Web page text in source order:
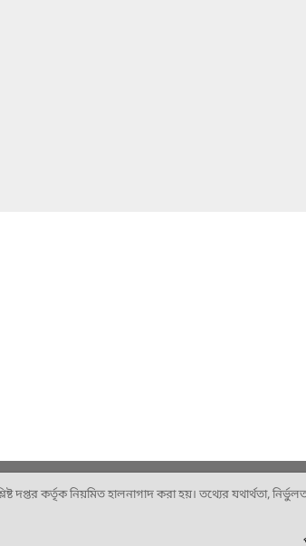
কর্তৃক নিয়মিত হালনাগাদ করা হয়। তথ্যের যথার্থতা,